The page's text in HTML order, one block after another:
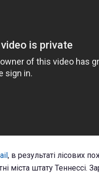
, в результаті лісових
міста штату Теннессі.